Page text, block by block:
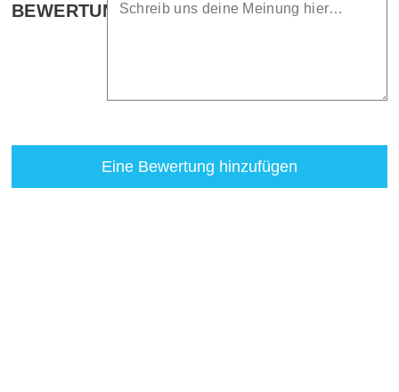
BEWERTUNG
Eine Bewertung hinzufügen